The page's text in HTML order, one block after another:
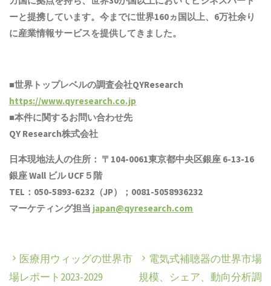
ーと提携しています。今までに世界160ヵ国以上、6万社余り
に産業情報サービスを提供してきました。
■世界トップレベルの調査会社QYResearch
https://www.qyresearch.co.jp
■本件に関するお問い合わせ先
QY Research株式会社
日本現地法人の住所： 〒104-0061東京都中央区銀座 6-13-16
銀座 Wall ビル UCF５階
TEL：050-5893-6232（JP）；0081-5058936232
マーケティング担当 japan@qyresearch.com
医療用ウィッグの世界市
場レポート2023-2029
電気式補聴器の世界市場
規模、シェア、動向分析調